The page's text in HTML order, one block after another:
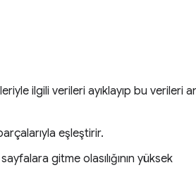
ilgili verileri ayıklayıp bu verileri
eşleştirir.
gitme olasılığının yüksek